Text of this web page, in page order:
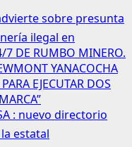
sobre presunta
ilegal en
DE RUMBO MINERO.
YANACOCHA
EJECUTAR DOS
: nuevo directorio
estatal